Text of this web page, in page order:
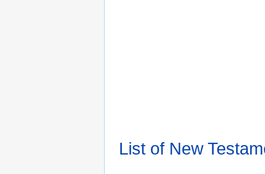
List of New